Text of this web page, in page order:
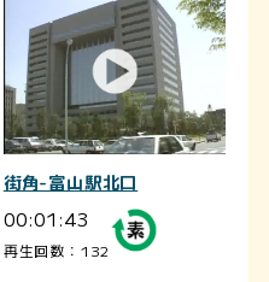
街角-富山駅北口
00:01:43
再生回数：132